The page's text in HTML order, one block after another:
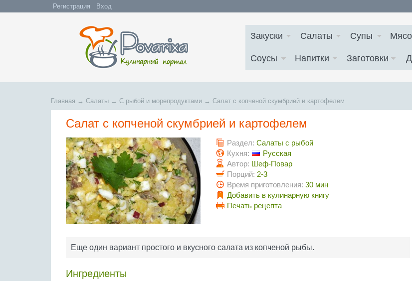
Регистрация Вход
Закуски Салаты Супы Мясо
Соусы Напитки Заготовки
Главная → Салаты → С рыбой и морепродуктами → Салат с копченой скумбрией и картофелем
Салат с копченой скумбрией и картофелем
Раздел: Салаты с рыбой
Кухня:
Русская
Автор: Шеф-Повар
Порций: 2-3
Время приготовления: 30 мин
Добавить в кулинарную книгу
Печать рецепта
Еще один вариант простого и вкусного салата из копченой рыбы.
Ингредиенты